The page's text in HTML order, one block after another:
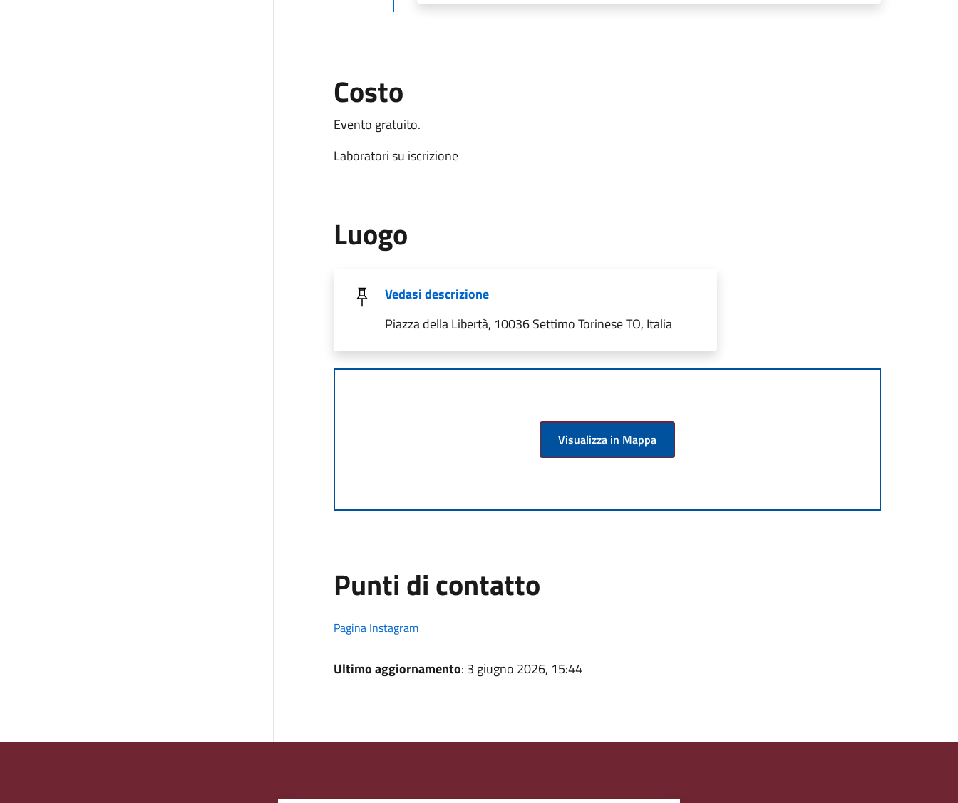
Costo
Evento gratuito.
Laboratori su iscrizione
Luogo
Vedasi descrizione
Piazza della Libertà, 10036 Settimo Torinese TO, Italia
Visualizza in Mappa
Punti di contatto
Pagina Instagram
Ultimo aggiornamento: 3 giugno 2026, 15:44